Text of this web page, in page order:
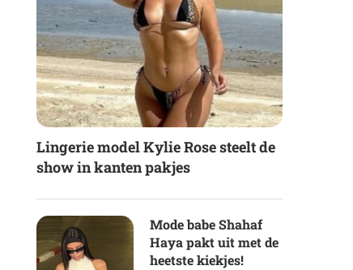
Lingerie model Kylie Rose steelt de
show in kanten pakjes
Mode babe Shahaf
Haya pakt uit met de
heetste kiekjes!